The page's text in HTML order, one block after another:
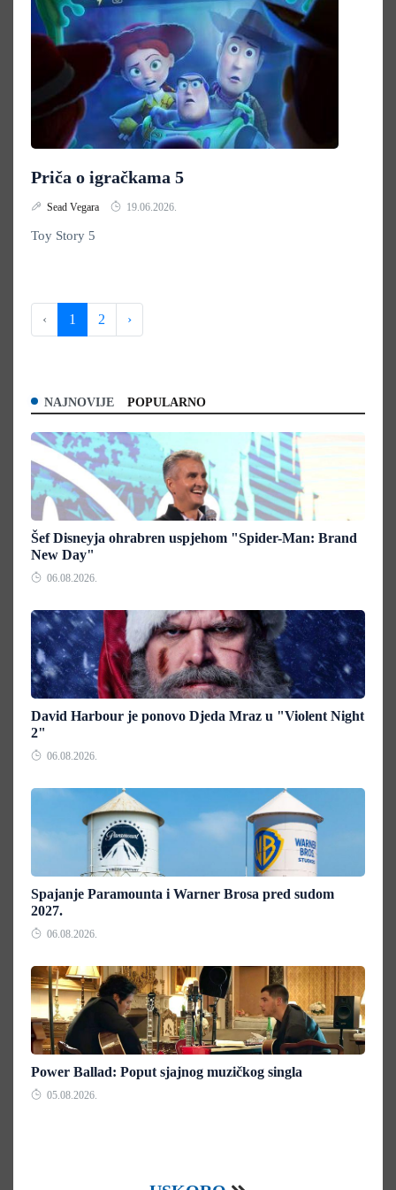
Priča o igračkama 5
Sead Vegara 19.06.2026.
Toy Story 5
‹ 1 2 ›
NAJNOVIJE POPULARNO
Šef Disneyja ohrabren uspjehom "Spider-Man: Brand
New Day"
06.08.2026.
David Harbour je ponovo Djeda Mraz u "Violent Night
2"
06.08.2026.
Spajanje Paramounta i Warner Brosa pred sudom
2027.
06.08.2026.
Power Ballad: Poput sjajnog muzičkog singla
05.08.2026.